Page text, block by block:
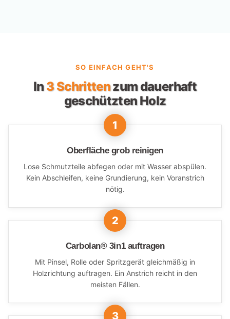
SO EINFACH GEHT'S
In3 Schrittenzum dauerhaft
geschützten Holz
Oberfläche grob reinigen
Lose Schmutzteile abfegen oder mit Wasser abspülen.
Kein Abschleifen, keine Grundierung, kein Voranstrich
nötig.
Carbolan® 3in1 auftragen
Mit Pinsel, Rolle oder Spritzgerät gleichmäßig in
Holzrichtung auftragen. Ein Anstrich reicht in den
meisten Fällen.